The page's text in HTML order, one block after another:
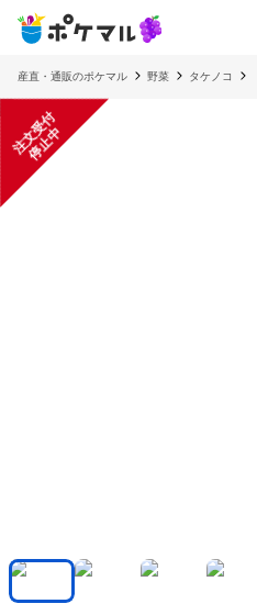
産直・通販のポケマル 野菜 タケノコ
注
文
受
付
停
止
中